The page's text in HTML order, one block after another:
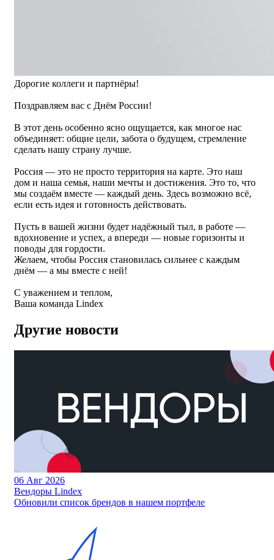
Дорогие коллеги и партнёры!
Поздравляем вас с Днём России!
В этот день особенно ясно ощущается, как многое нас
объединяет: общие цели, забота о будущем, стремление
сделать нашу страну лучше.
Россия — это не просто территория на карте. Это наш
дом и наша семья, наши мечты и достижения. Это то, что
мы создаём вместе — каждый день. Здесь возможно всё,
если есть идея и готовность действовать.
Пусть в вашей жизни будет надёжный тыл, в работе —
вдохновение и успех, а впереди — новые горизонты и
поводы для гордости.
Желаем, чтобы Россия становилась сильнее с каждым
днём — а мы вместе с ней!
С уважением и теплом,
Ваша команда Lindex
Другие новости
06 Авг 2026
Вендоры Lindex
Обновили список брендов в нашем портфеле